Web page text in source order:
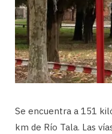
Se encuentra a 151
km de Río Tala. Las